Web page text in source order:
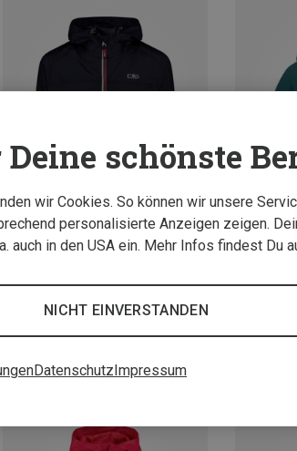
Du sparst 33% Du sparst
schönste
wir Cookies. So können wir unsere
personalisierte Anzeigen zeigen.
auch in den USA ein. Mehr Infos findest Du
NICHT EINVERSTANDEN
DatenschutzImpressum